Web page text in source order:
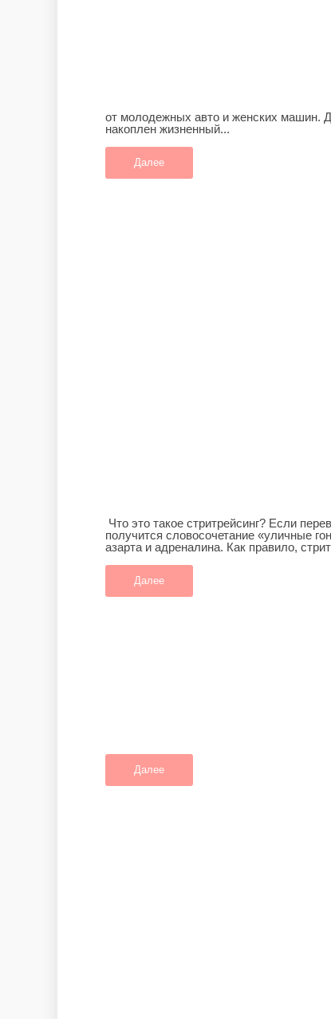
от молодежных авто и женских машин.
накоплен жизненный...
Далее
Что это такое стритрейсинг? Если
получится словосочетание «уличные
азарта и адреналина. Как правило,
Далее
Далее